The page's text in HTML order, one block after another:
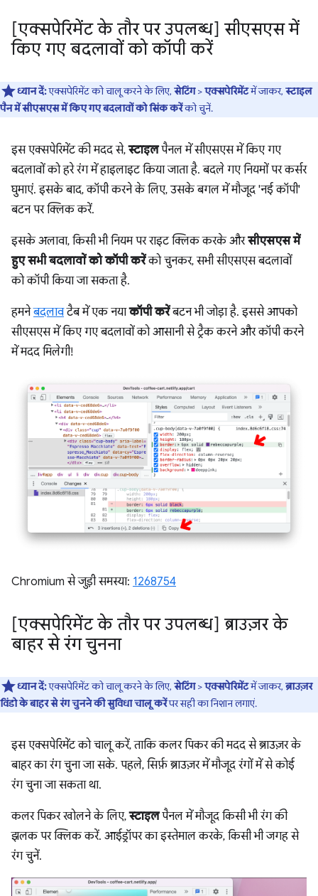
[एक्सपेरिमेंट के तौर पर उपलब्ध] सीएसएस में
किए गए बदलावों को कॉपी करें
ध्यान दें:एक्सपेरिमेंट को चालू करने के लिए, सेटिंग>एक्सपेरिमेंटमें जाकर, स्टाइल
पैन में सीएसएस में किए गए बदलावों को सिंक करेंको चुनें.
इस एक्सपेरिमेंट की मदद से,स्टाइलपैनल में सीएसएस में किए गए
बदलावों को हरे रंग में हाइलाइट किया जाता है. बदले गए नियमों पर कर्सर
घुमाएं. इसके बाद, कॉपी करने के लिए, उसके बगल में मौजूद 'नई कॉपी'
बटन पर क्लिक करें.
इसके अलावा, किसी भी नियम पर राइट क्लिक करके औरसीएसएस में
हुए सभी बदलावों को कॉपी करेंको चुनकर, सभी सीएसएस बदलावों
को कॉपी किया जा सकता है.
हमनेबदलावटैब में एक नयाकॉपी करेंबटन भी जोड़ा है. इससे आपको
सीएसएस में किए गए बदलावों को आसानी से ट्रैक करने और कॉपी करने
में मदद मिलेगी!
Chromium से जुड़ी समस्या: 1268754
[एक्सपेरिमेंट के तौर पर उपलब्ध] ब्राउज़र के
बाहर से रंग चुनना
ध्यान दें:एक्सपेरिमेंट को चालू करने के लिए, सेटिंग>एक्सपेरिमेंटमें जाकर, ब्राउज़र
विंडो के बाहर से रंग चुनने की सुविधा चालू करेंपर सही का निशान लगाएं.
इस एक्सपेरिमेंट को चालू करें, ताकि कलर पिकर की मदद से ब्राउज़र के
बाहर का रंग चुना जा सके. पहले, सिर्फ़ ब्राउज़र में मौजूद रंगों में से कोई
रंग चुना जा सकता था.
कलर पिकर खोलने के लिए,स्टाइलपैनल में मौजूद किसी भी रंग की
झलक पर क्लिक करें. आईड्रॉपर का इस्तेमाल करके, किसी भी जगह से
रंग चुनें.